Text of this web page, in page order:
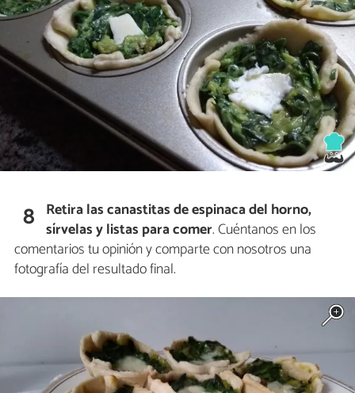
8 Retira las canastitas de espinaca del horno,
sírvelas y listas para comer. Cuéntanos en los
comentarios tu opinión y comparte con nosotros una
fotografía del resultado final.